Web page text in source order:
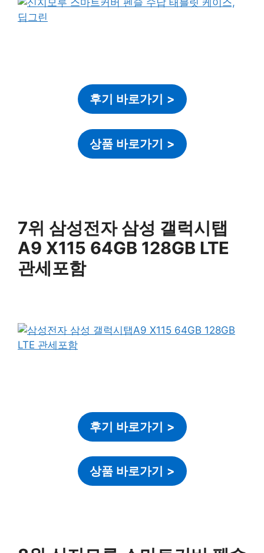
후기 바로가기 >
상품 바로가기 >
7위 삼성전자 삼성 갤럭시탭
A9 X115 64GB 128GB LTE
관세포함
후기 바로가기 >
상품 바로가기 >